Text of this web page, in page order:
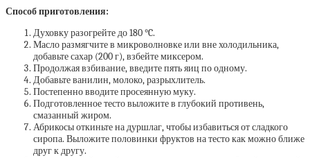
Способ приготовления:
Духовку разогрейте до 180 °C.
Масло размягчите в микроволновке или вне холодильника,
добавьте сахар (200 г), взбейте миксером.
Продолжая взбивание, введите пять яиц по одному.
Добавьте ванилин, молоко, разрыхлитель.
Постепенно вводите просеянную муку.
Подготовленное тесто выложите в глубокий противень,
смазанный жиром.
Абрикосы откиньте на дуршлаг, чтобы избавиться от сладкого
сиропа. Выложите половинки фруктов на тесто как можно ближе
друг к другу.